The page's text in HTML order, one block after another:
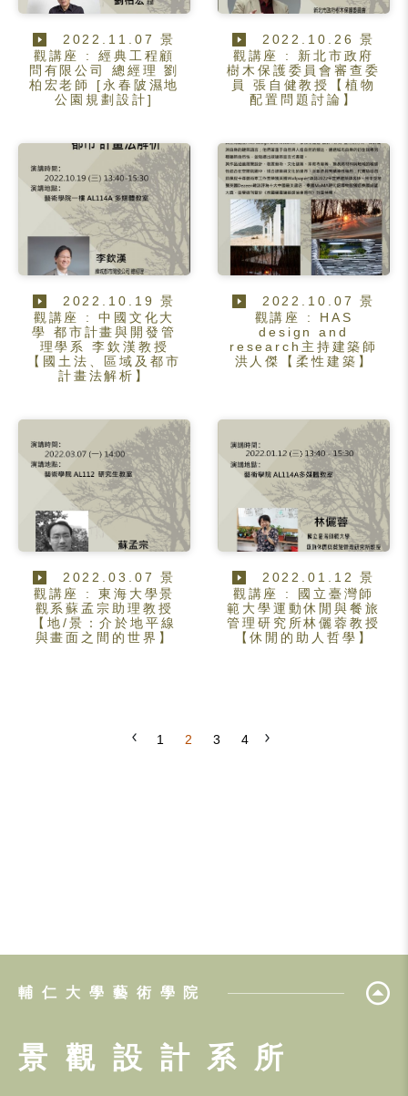
2022.11.07 景
觀講座 : 經典工程顧
問有限公司 總經理 劉
柏宏老師 [永春陂濕地
公園規劃設計]
2022.10.26 景
觀講座 : 新北市政府
樹木保護委員會審查委
員 張自健教授【植物
配置問題討論】
2022.10.19 景
觀講座 : 中國文化大
學 都市計畫與開發管
理學系 李欽漢教授
【國土法、區域及都市
計畫法解析】
2022.10.07 景
觀講座 : HAS
design and
research主持建築師
洪人傑【柔性建築】
2022.03.07 景
觀講座 : 東海大學景
觀系蘇孟宗助理教授
【地/景：介於地平線
與畫面之間的世界】
2022.01.12 景
觀講座 : 國立臺灣師
範大學運動休閒與餐旅
管理研究所林儷蓉教授
【休閒的助人哲學】
1 2 3 4
輔仁大學藝術學院
景觀設計系所